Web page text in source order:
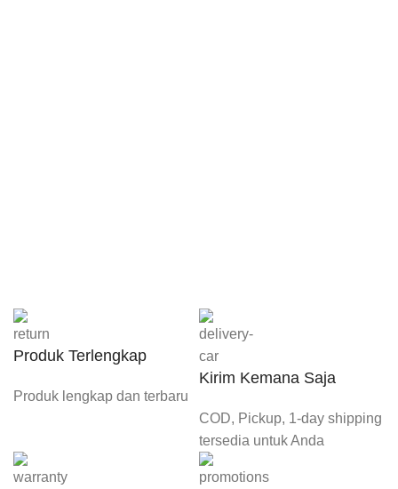
Produk Terlengkap
Produk lengkap dan terbaru
Kirim Kemana Saja
COD, Pickup, 1-day shipping
tersedia untuk Anda